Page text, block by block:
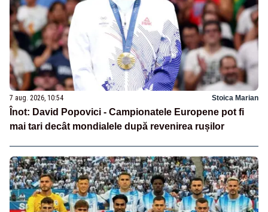
7 aug. 2026, 10:54 Stoica Marian
Înot: David Popovici - Campionatele Europene pot fi
mai tari decât mondialele după revenirea rușilor